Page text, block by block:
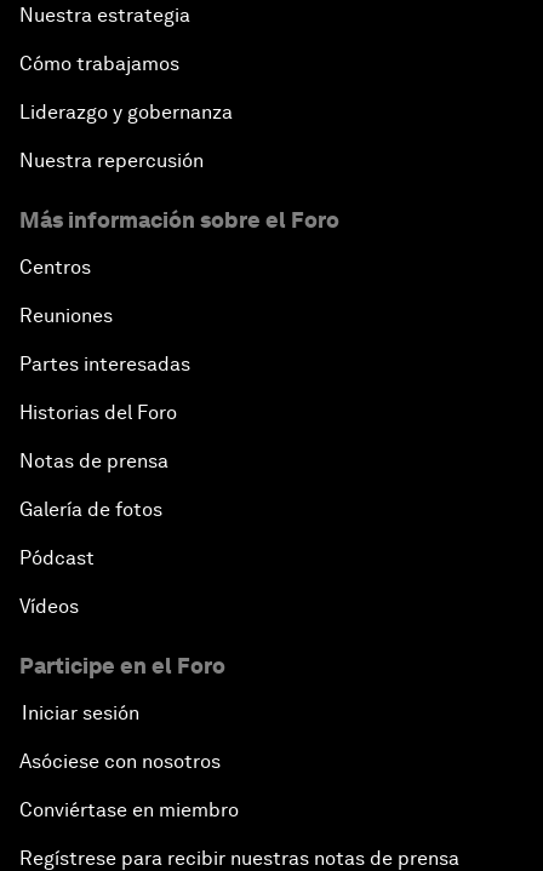
Nuestra estrategia
Cómo trabajamos
Liderazgo y gobernanza
Nuestra repercusión
Más información sobre el Foro
Centros
Reuniones
Partes interesadas
Historias del Foro
Notas de prensa
Galería de fotos
Pódcast
Vídeos
Participe en el Foro
Iniciar sesión
Asóciese con nosotros
Conviértase en miembro
Regístrese para recibir nuestras notas de prensa